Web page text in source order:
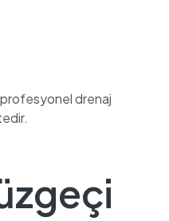
profesyonel drenaj